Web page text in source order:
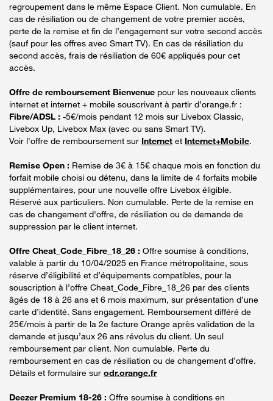
regroupement dans le même Espace Client. Non cumulable. En
cas de résiliation ou de changement de votre premier accès,
perte de la remise et fin de l’engagement sur votre second accès
(sauf pour les offres avec Smart TV). En cas de résiliation du
second accès, frais de résiliation de 60€ appliqués pour cet
accès.
Offre de remboursement Bienvenue pour les nouveaux clients
internet et internet + mobile souscrivant à partir d’orange.fr :
Fibre/ADSL : -5€/mois pendant 12 mois sur Livebox Classic,
Livebox Up, Livebox Max (avec ou sans Smart TV).
Voir l'offre de remboursement sur Internet et Internet+Mobile.
Remise Open : Remise de 3€ à 15€ chaque mois en fonction du
forfait mobile choisi ou détenu, dans la limite de 4 forfaits mobile
supplémentaires, pour une nouvelle offre Livebox éligible.
Réservé aux particuliers. Non cumulable. Perte de la remise en
cas de changement d'offre, de résiliation ou de demande de
suppression par le client internet.
Offre Cheat_Code_Fibre_18_26 : Offre soumise à conditions,
valable à partir du 10/04/2025 en France métropolitaine, sous
réserve d’éligibilité et d’équipements compatibles, pour la
souscription à l’offre Cheat_Code_Fibre_18_26 par des clients
âgés de 18 à 26 ans et 6 mois maximum, sur présentation d’une
carte d’identité. Sans engagement. Remboursement différé de
25€/mois à partir de la 2e facture Orange après validation de la
demande et jusqu’aux 26 ans révolus du client. Un seul
remboursement par client. Non cumulable. Perte du
remboursement en cas de résiliation ou de changement d’offre.
Détails et formulaire sur odr.orange.fr
Deezer Premium 18-26 : Offre soumise à conditions en